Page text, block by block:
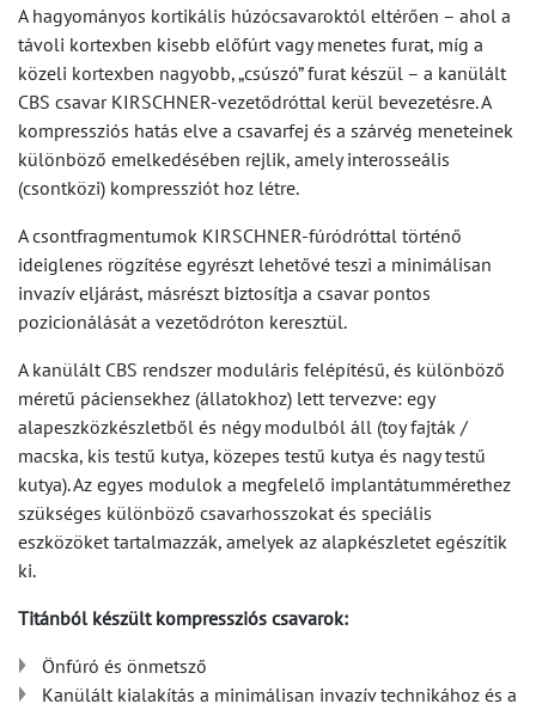
A hagyományos kortikális húzócsavaroktól eltérően – ahol a
távoli kortexben kisebb előfúrt vagy menetes furat, míg a
közeli kortexben nagyobb, „csúszó” furat készül – a kanülált
CBS csavar KIRSCHNER-vezetődróttal kerül bevezetésre. A
kompressziós hatás elve a csavarfej és a szárvég meneteinek
különböző emelkedésében rejlik, amely interosseális
(csontközi) kompressziót hoz létre.
A csontfragmentumok KIRSCHNER-fúródróttal történő
ideiglenes rögzítése egyrészt lehetővé teszi a minimálisan
invazív eljárást, másrészt biztosítja a csavar pontos
pozicionálását a vezetődróton keresztül.
A kanülált CBS rendszer moduláris felépítésű, és különböző
méretű páciensekhez (állatokhoz) lett tervezve: egy
alapeszközkészletből és négy modulból áll (toy fajták /
macska, kis testű kutya, közepes testű kutya és nagy testű
kutya). Az egyes modulok a megfelelő implantátummérethez
szükséges különböző csavarhosszokat és speciális
eszközöket tartalmazzák, amelyek az alapkészletet egészítik
ki.
Titánból készült kompressziós csavarok:
Önfúró és önmetsző
Kanülált kialakítás a minimálisan invazív technikához és a